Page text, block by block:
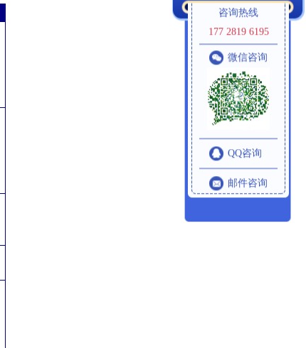
咨询热线
177 2819 6195
微信咨询
QQ咨询
邮件咨询